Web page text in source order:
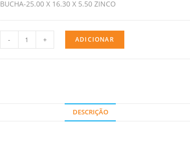
BUCHA-25.00 X 16.30 X 5.50 ZINCO
- + ADICIONAR
DESCRIÇÃO